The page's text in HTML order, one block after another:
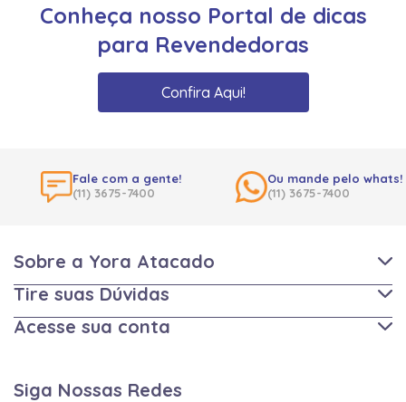
Conheça nosso Portal de dicas
para Revendedoras
Confira Aqui!
Fale com a gente!
(11) 3675-7400
Ou mande pelo whats!
(11) 3675-7400
Sobre a Yora Atacado
Tire suas Dúvidas
Acesse sua conta
Siga Nossas Redes